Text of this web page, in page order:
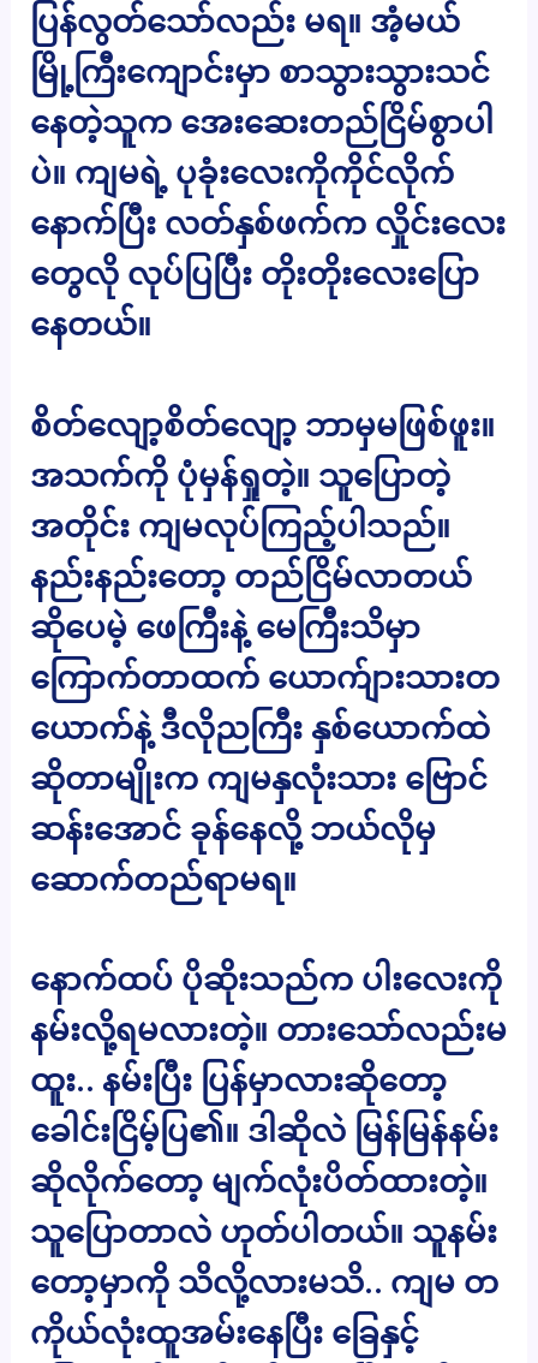
ပြန်လွတ်သော်လည်း မရ။ အံ့မယ်
မြို့ကြီးကျောင်းမှာ စာသွားသွားသင်
နေတဲ့သူက အေးဆေးတည်ငြိမ်စွာပါ
ပဲ။ ကျမရဲ့ ပုခုံးလေးကိုကိုင်လိုက်
နောက်ပြီး လတ်နှစ်ဖက်က လှိုင်းလေး
တွေလို လုပ်ပြပြီး တိုးတိုးလေးပြော
နေတယ်။
စိတ်လျော့စိတ်လျော့ ဘာမှမဖြစ်ဖူး။
အသက်ကို ပုံမှန်ရှုတဲ့။ သူပြောတဲ့
အတိုင်း ကျမလုပ်ကြည့်ပါသည်။
နည်းနည်းတော့ တည်ငြိမ်လာတယ်
ဆိုပေမဲ့ ဖေကြီးနဲ့ မေကြီးသိမှာ
ကြောက်တာထက် ယောက်ျားသားတ
ယောက်နဲ့ ဒီလိုညကြီး နှစ်ယောက်ထဲ
ဆိုတာမျိုးက ကျမနှလုံးသား ဗြောင်
ဆန်းအောင် ခုန်နေလို့ ဘယ်လိုမှ
ဆောက်တည်ရာမရ။
နောက်ထပ် ပိုဆိုးသည်က ပါးလေးကို
နမ်းလို့ရမလားတဲ့။ တားသော်လည်းမ
ထူး.. နမ်းပြီး ပြန်မှာလားဆိုတော့
ခေါင်းငြိမ့်ပြ၏။ ဒါဆိုလဲ မြန်မြန်နမ်း
ဆိုလိုက်တော့ မျက်လုံးပိတ်ထားတဲ့။
သူပြောတာလဲ ဟုတ်ပါတယ်။ သူနမ်း
တော့မှာကို သိလို့လားမသိ.. ကျမ တ
ကိုယ်လုံးထူအမ်းနေပြီး ခြေနှင့်